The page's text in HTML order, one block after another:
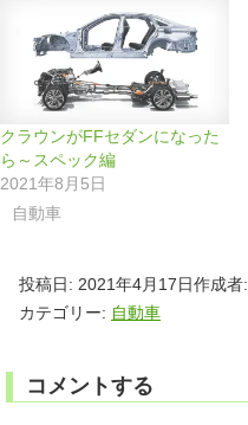
クラウンがFFセダンになった
ら～スペック編
2021年8月5日
自動車
投稿日: 2021年4月17日作成者:
カテゴリー: 自動車
コメントする